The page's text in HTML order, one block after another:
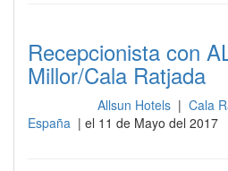
Recepcionista con
Millor/Cala Ratjada
Allsun Hotels | Cala
España | el 11 de Mayo del 2017